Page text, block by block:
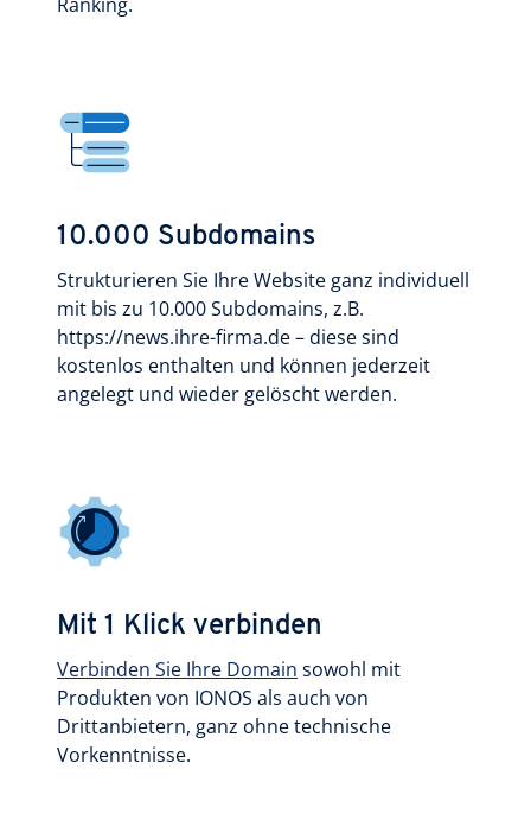
10.000 Subdomains
Strukturieren Sie Ihre Website ganz individuell
mit bis zu 10.000 Subdomains, z.B.
https://news.ihre-firma.de – diese sind
kostenlos enthalten und können jederzeit
angelegt und wieder gelöscht werden.
Mit 1 Klick verbinden
Verbinden Sie Ihre Domain sowohl mit
Produkten von IONOS als auch von
Drittanbietern, ganz ohne technische
Vorkenntnisse.